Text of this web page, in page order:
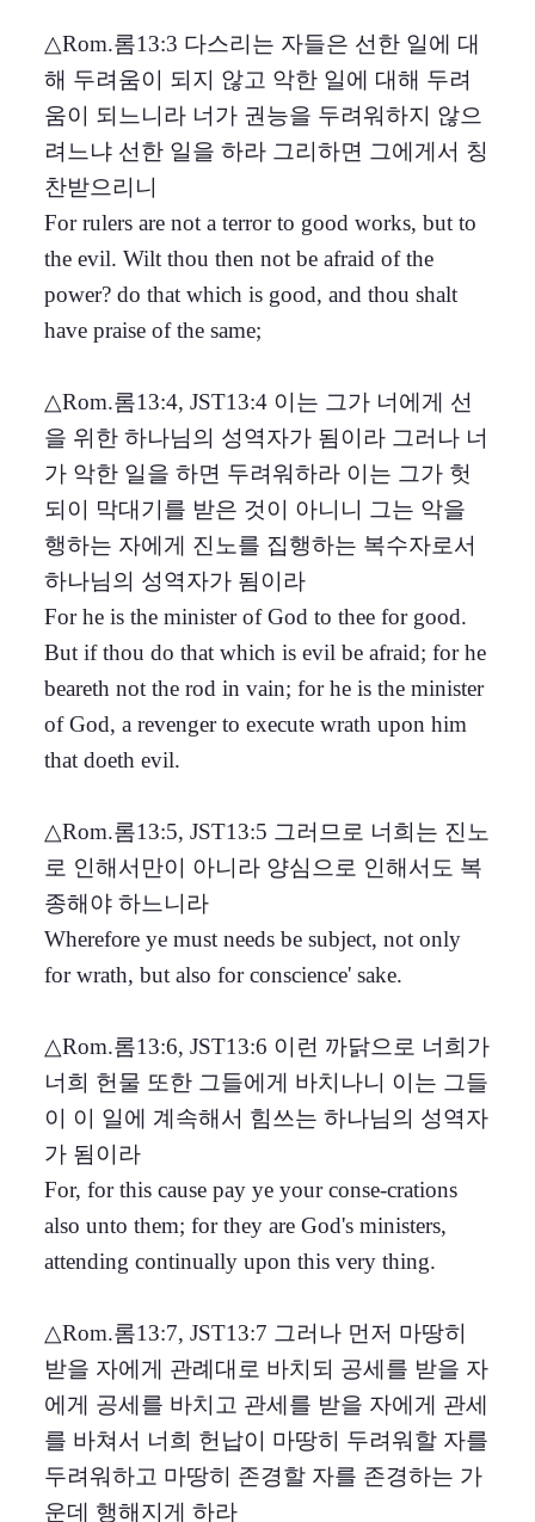
△Rom.롬13:3 다스리는 자들은 선한 일에 대
해 두려움이 되지 않고 악한 일에 대해 두려
움이 되느니라 너가 권능을 두려워하지 않으
려느냐 선한 일을 하라 그리하면 그에게서 칭
찬받으리니
For rulers are not a terror to good works, but to
the evil. Wilt thou then not be afraid of the
power? do that which is good, and thou shalt
have praise of the same;
△Rom.롬13:4, JST13:4 이는 그가 너에게 선
을 위한 하나님의 성역자가 됨이라 그러나 너
가 악한 일을 하면 두려워하라 이는 그가 헛
되이 막대기를 받은 것이 아니니 그는 악을
행하는 자에게 진노를 집행하는 복수자로서
하나님의 성역자가 됨이라
For he is the minister of God to thee for good.
But if thou do that which is evil be afraid; for he
beareth not the rod in vain; for he is the minister
of God, a revenger to execute wrath upon him
that doeth evil.
△Rom.롬13:5, JST13:5 그러므로 너희는 진노
로 인해서만이 아니라 양심으로 인해서도 복
종해야 하느니라
Wherefore ye must needs be subject, not only
for wrath, but also for conscience' sake.
△Rom.롬13:6, JST13:6 이런 까닭으로 너희가
너희 헌물 또한 그들에게 바치나니 이는 그들
이 이 일에 계속해서 힘쓰는 하나님의 성역자
가 됨이라
For, for this cause pay ye your conse-crations
also unto them; for they are God's ministers,
attending continually upon this very thing.
△Rom.롬13:7, JST13:7 그러나 먼저 마땅히
받을 자에게 관례대로 바치되 공세를 받을 자
에게 공세를 바치고 관세를 받을 자에게 관세
를 바쳐서 너희 헌납이 마땅히 두려워할 자를
두려워하고 마땅히 존경할 자를 존경하는 가
운데 행해지게 하라